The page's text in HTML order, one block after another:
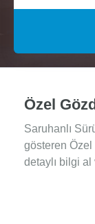
Özel
Saruhanlı
gösteren Özel
detaylı bilgi al